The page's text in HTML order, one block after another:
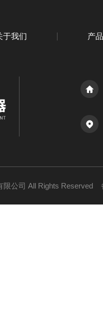
于我们 产
限公司 All Rights Reserved